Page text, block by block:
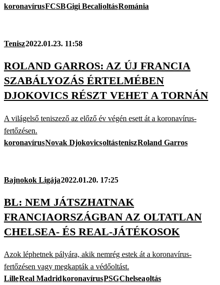
koronavírusFCSBGigi BecalioltásRománia
Tenisz2022.01.23. 11:58
ROLAND GARROS: AZ ÚJ FRANCIA
SZABÁLYOZÁS ÉRTELMÉBEN
DJOKOVICS RÉSZT VEHET A TORNÁN
A világelső teniszező az előző év végén esett át a koronavírus-
fertőzésen.
koronavírusNovak DjokovicsoltásteniszRoland Garros
Bajnokok Ligája2022.01.20. 17:25
BL: NEM JÁTSZHATNAK
FRANCIAORSZÁGBAN AZ OLTATLAN
CHELSEA- ÉS REAL-JÁTÉKOSOK
Azok léphetnek pályára, akik nemrég estek át a koronavírus-
fertőzésen vagy megkapták a védőoltást.
LilleReal MadridkoronavírusPSGChelseaoltás